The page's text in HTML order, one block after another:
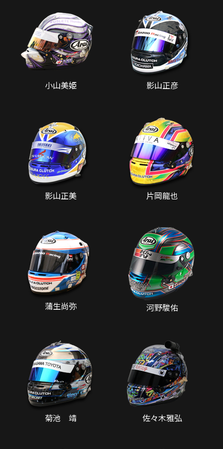
小山美姫 影山正彦
影山正美 片岡龍也
蒲生尚弥 河野駿佑
菊池 靖 佐々木雅弘